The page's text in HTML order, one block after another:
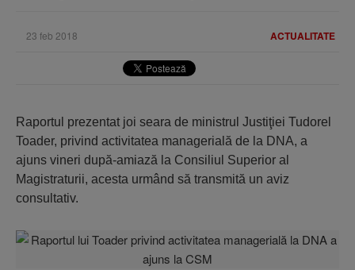
ACTUALITATE
23 feb 2018
Raportul prezentat joi seara de ministrul Justiţiei Tudorel
Toader, privind activitatea managerială de la DNA, a
ajuns vineri după-amiază la Consiliul Superior al
Magistraturii, acesta urmând să transmită un aviz
consultativ.